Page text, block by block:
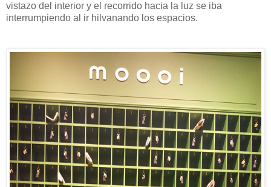
vistazo del interior y el recorrido hacia la luz se iba
interrumpiendo al ir hilvanando los espacios.